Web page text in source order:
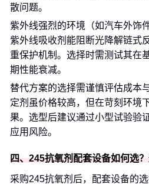
散问题。
紫外线强烈的环境（如汽车外饰
紫外线吸收剂能阻断光降解链式
重保护机制。选择时需测试其在
期性能衰减。
替代方案的选择需谨慎评估成本
定剂虽价格较高，但在苛刻环境
果。选型后建议通过小型试验验
应用风险。
四、245抗氧剂配套设备如何选
采购245抗氧剂后，配套设备的